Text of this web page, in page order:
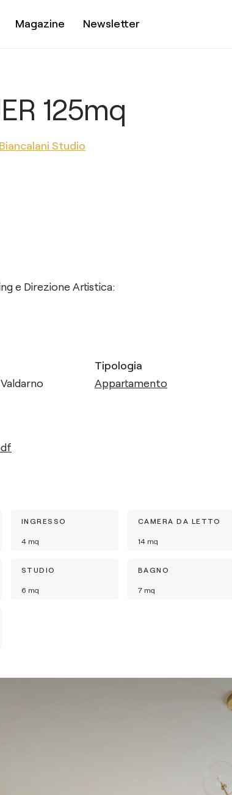
Magazine Newsletter
125mq
Studio
e Direzione Artistica:
Tipologia
Appartamento
INGRESSO
4mq
CAMERA DA LETTO
14mq
STUDIO
6 mq
BAGNO
7mq